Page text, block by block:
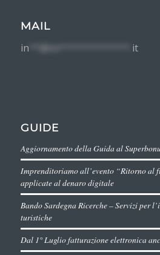
MAIL
in it
GUIDE
Aggiornamento della Guida al
Imprenditoriamo all’evento “Ritorno al
applicate al denaro digitale
Bando Sardegna Ricerche – Servizi per
turistiche
Dal 1° Luglio fatturazione elettronica